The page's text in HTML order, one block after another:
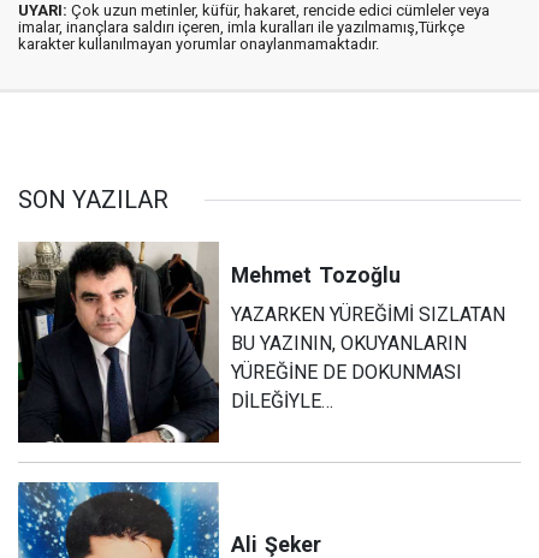
UYARI: Çok uzun metinler, küfür, hakaret, rencide edici cümleler veya
imalar, inançlara saldırı içeren, imla kuralları ile yazılmamış,Türkçe
karakter kullanılmayan yorumlar onaylanmamaktadır.
SON YAZILAR
Mehmet Tozoğlu
YAZARKEN YÜREĞİMİ SIZLATAN
BU YAZININ, OKUYANLARIN
YÜREĞİNE DE DOKUNMASI
DİLEĞİYLE…
Ali Şeker